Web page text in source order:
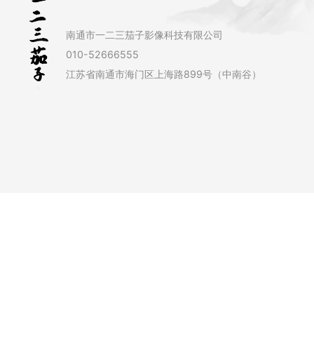
南通市一二三茄子影像科技有限公司
010-52666555
江苏省南通市海门区上海路899号（中南谷）